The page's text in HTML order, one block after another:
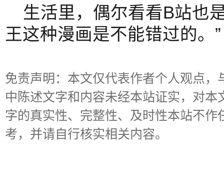
生活里，偶尔看看B站也
王这种漫画是不能错过的。”
免责声明：本文仅代表作者个人观点
中陈述文字和内容未经本站证实，对
字的真实性、完整性、及时性本站不
考，并请自行核实相关内容。